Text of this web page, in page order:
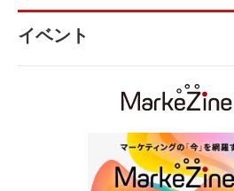
イベント